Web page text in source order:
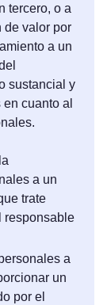
tercero, o a
de valor por
a un
sustancial y
cuanto al
a un
trate
responsable
a
un
por el